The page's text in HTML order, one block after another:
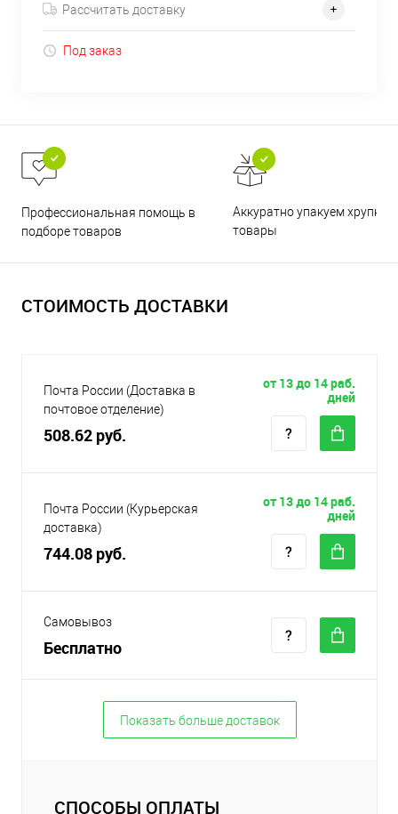
Рассчитать доставку
Под заказ
Профессиональная помощь в
подборе товаров
Аккуратно упакуем хрупкие
товары
СТОИМОСТЬ ДОСТАВКИ
Почта России (Доставка в
почтовое отделение)
508.62 руб.
от 13 до 14 раб.
дней
Почта России (Курьерская
доставка)
744.08 руб.
от 13 до 14 раб.
дней
Самовывоз
Бесплатно
Показать больше доставок
СПОСОБЫ ОПЛАТЫ